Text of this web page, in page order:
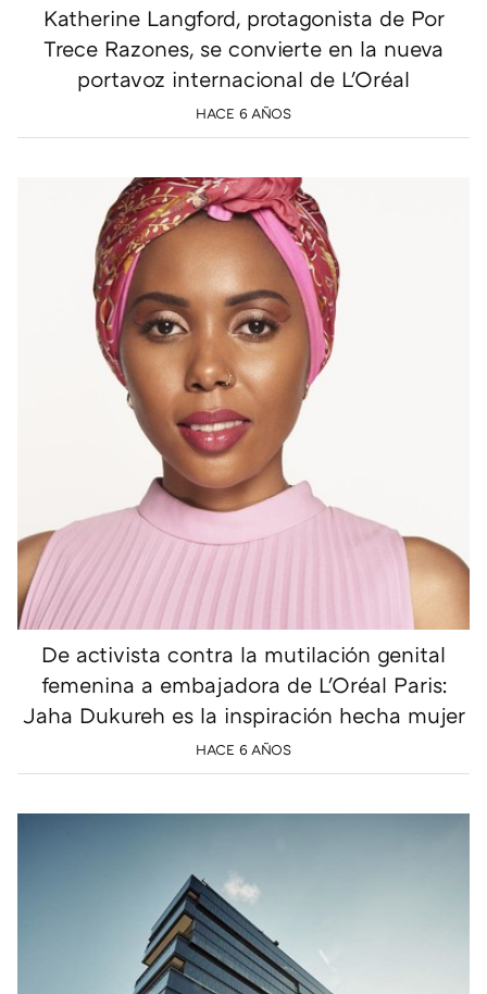
Katherine Langford, protagonista de Por
Trece Razones, se convierte en la nueva
portavoz internacional de L'Oréal
HACE 6 AÑOS
De activista contra la mutilación genital
femenina a embajadora de L'Oréal Paris:
Jaha Dukureh es la inspiración hecha mujer
HACE 6 AÑOS